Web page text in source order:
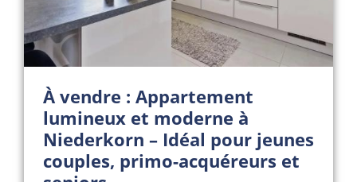
À vendre : Appartement
lumineux et moderne à
Niederkorn – Idéal pour jeunes
couples, primo-acquéreurs et